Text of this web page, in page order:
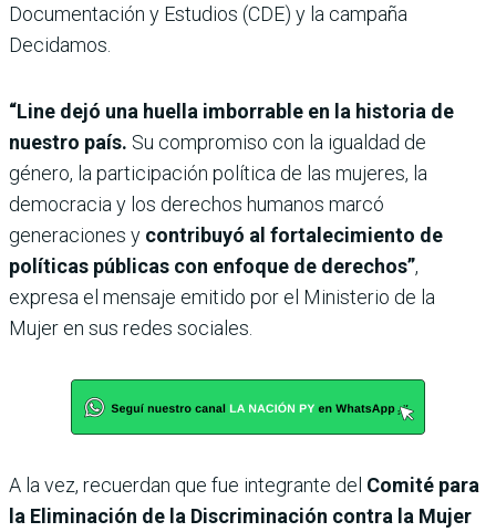
Documentación y Estudios (CDE) y la campaña
Decidamos.
“Line dejó una huella imborrable en la historia de
nuestro país. Su compromiso con la igualdad de
género, la participación política de las mujeres, la
democracia y los derechos humanos marcó
generaciones y contribuyó al fortalecimiento de
políticas públicas con enfoque de derechos”,
expresa el mensaje emitido por el Ministerio de la
Mujer en sus redes sociales.
A la vez, recuerdan que fue integrante del Comité para
la Eliminación de la Discriminación contra la Mujer